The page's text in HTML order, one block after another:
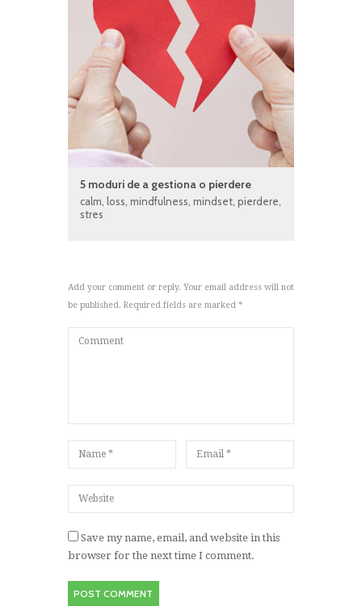
5 moduri de a gestiona o pierdere
calm loss mindfulness mindset pierdere
stres
Add your comment or reply. Your email address will not
be published. Required fields are marked *
Save my name, email, and website in this
browser for the next time I comment.